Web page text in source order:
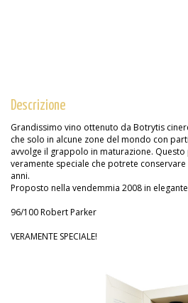
Descrizione
Grandissimo vino ottenuto da Botrytis
che solo in alcune zone del mondo con
avvolge il grappolo in maturazione. Questo
veramente speciale che potrete
anni.
Proposto nella vendemmia 2008 in
96/100 Robert Parker
VERAMENTE SPECIALE!